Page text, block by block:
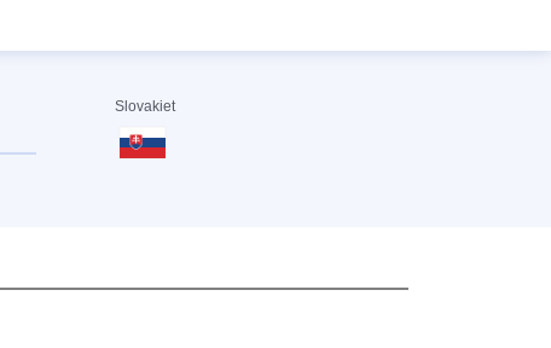
Slovakiet